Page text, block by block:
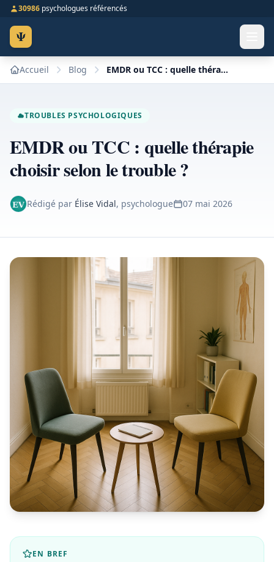
30986 psychologues référencés
Ψ
Accueil Blog EMDR ou TCC : quelle thérapie choisir selon le trouble ?
TROUBLES PSYCHOLOGIQUES
EMDR ou TCC : quelle thérapie
choisir selon le trouble ?
Rédigé par Élise Vidal, psychologue 07 mai 2026
EN BREF